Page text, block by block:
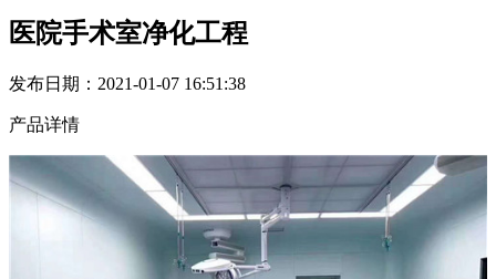
医院手术室净化工程
发布日期：2021-01-07 16:51:38
产品详情